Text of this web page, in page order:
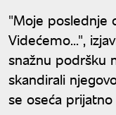
"Moje poslednje
Videćemo...",
snažnu podršku
skandirali
se oseća